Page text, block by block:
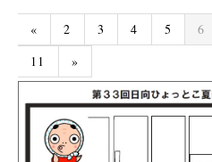
« 2 3 4 5 6
11
»